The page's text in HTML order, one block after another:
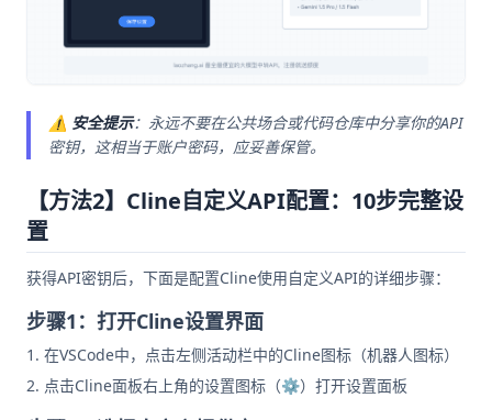
⚠️ 安全提示：永远不要在公共场合或代码仓库中分享你的API
密钥，这相当于账户密码，应妥善保管。
【方法2】Cline自定义API配置：10步完整设
置
获得API密钥后，下面是配置Cline使用自定义API的详细步骤：
步骤1：打开Cline设置界面
在VSCode中，点击左侧活动栏中的Cline图标（机器人图标）
点击Cline面板右上角的设置图标（⚙️）打开设置面板